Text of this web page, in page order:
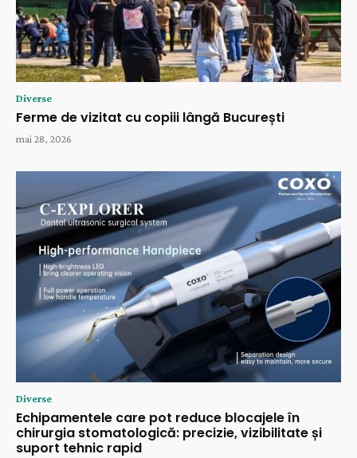
Diverse
Ferme de vizitat cu copiii lângă București
mai 28, 2026
Diverse
Echipamentele care pot reduce blocajele în
chirurgia stomatologică: precizie, vizibilitate și
suport tehnic rapid